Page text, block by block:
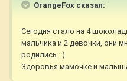
OrangeFox сказал:
Сегодня стало на 4
мальчика и 2 девочки, они
родились. :)
Здоровья мамочке и